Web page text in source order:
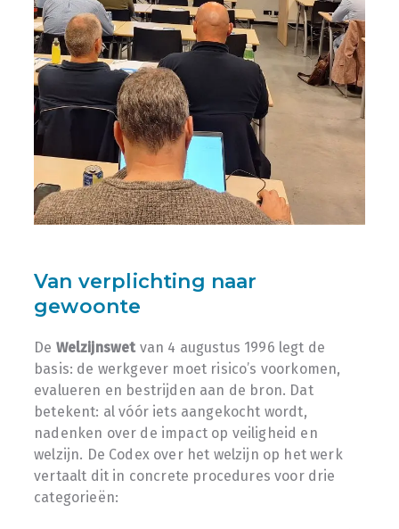
Van verplichting naar
gewoonte
De Welzijnswet van 4 augustus 1996 legt de
basis: de werkgever moet risico’s voorkomen,
evalueren en bestrijden aan de bron. Dat
betekent: al vóór iets aangekocht wordt,
nadenken over de impact op veiligheid en
welzijn. De Codex over het welzijn op het werk
vertaalt dit in concrete procedures voor drie
categorieën: